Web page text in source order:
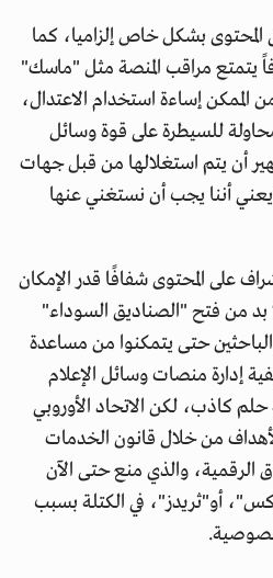
بشكل خاص إلزاميا، كما
يتمتع مراقب المنصة مثل "ماسك"
الممكن إساءة استخدام الاعتدال،
للسيطرة على قوة وسائل
أن يتم استغلالها من قبل جهات
أننا يجب أن نستغني عنها
على المحتوى شفافًا قدر الإمكان
بد من فتح "الصناديق السوداء"
حتى يتمكنوا من مساعدة
إدارة منصات وسائل الإعلام
حلم كاذب، لكن الاتحاد الأوروبي
من خلال قانون الخدمات
الرقمية، والذي منع حتى الآن
أو"ثريدز"، في الكتلة بسبب